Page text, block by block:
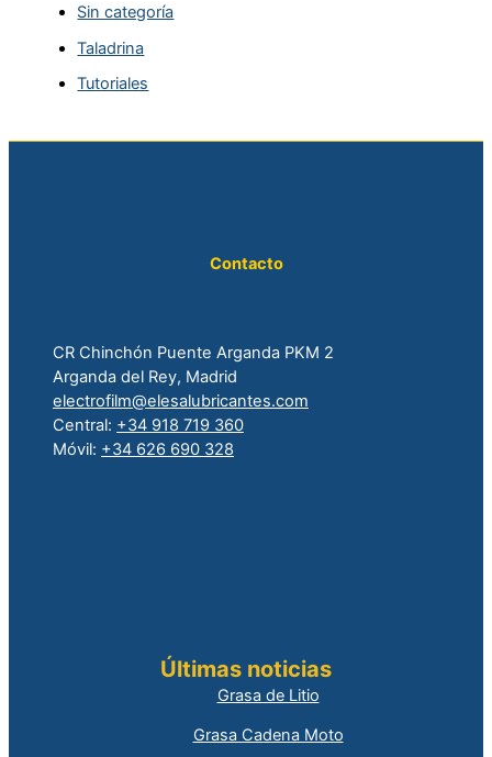
Sin categoría
Taladrina
Tutoriales
Contacto
CR Chinchón Puente Arganda PKM 2
Arganda del Rey, Madrid
electrofilm@elesalubricantes.com
Central: +34 918 719 360
Móvil: +34 626 690 328
Últimas noticias
Grasa de Litio
Grasa Cadena Moto